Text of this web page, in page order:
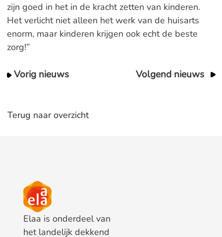
zijn goed in het in de kracht zetten van kinderen.
Het verlicht niet alleen het werk van de huisarts
enorm, maar kinderen krijgen ook echt de beste
zorg!”
Vorig nieuws Volgend nieuws
Terug naar overzicht
Elaa is onderdeel van
het landelijk dekkend